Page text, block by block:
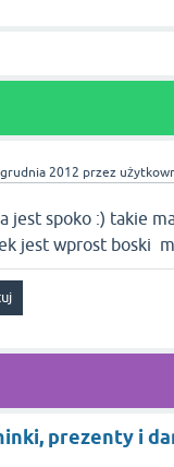
2012 przez
jest spoko :) takie
jest wprost boski
prezenty i